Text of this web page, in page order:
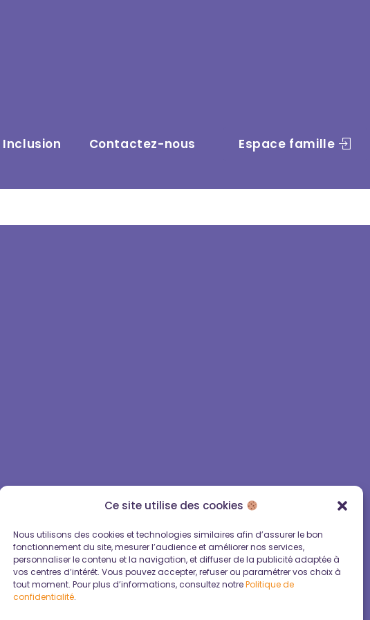
Ce site utilise des cookies
Nous utilisons des cookies et technologies similaires afin d’assurer le bon
fonctionnement du site, mesurer l’audience et améliorer nos services,
personnaliser le contenu et la navigation, et diffuser de la publicité adaptée à
vos centres d’intérêt. Vous pouvez accepter, refuser ou paramétrer vos choix à
tout moment. Pour plus d’informations, consultez notrePolitique de
confidentialité.
Inclusion Contactez-nous Espace famille
|Politique de confidentialité